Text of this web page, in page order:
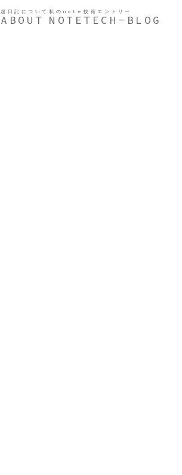
超日記について
ABOUT
私のnote
NOTE
技術エントリー
TECH-BLOG